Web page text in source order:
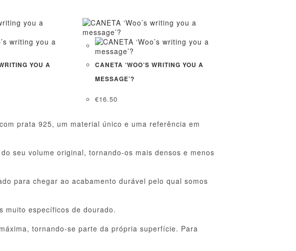
YOU A
CANETA ‘WOO’S WRITING YOU A
MESSAGE’?
€16.50
prata 925, um material único e uma referência em
seu volume original, tornando-os mais densos e menos
para chegar ao acabamento durável pelo qual somos
muito específicos de dourado.
tornando-se parte da própria superfície. Para